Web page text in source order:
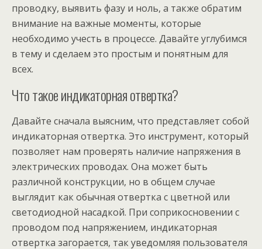
проводку, выявить фазу и ноль, а также обратим
внимание на важные моменты, которые
необходимо учесть в процессе. Давайте углубимся
в тему и сделаем это простым и понятным для
всех.
Что такое индикаторная отвертка?
Давайте сначала выясним, что представляет собой
индикаторная отвертка. Это инструмент, который
позволяет нам проверять наличие напряжения в
электрических проводах. Она может быть
различной конструкции, но в общем случае
выглядит как обычная отвертка с цветной или
светодиодной насадкой. При соприкосновении с
проводом под напряжением, индикаторная
отвертка загорается, так уведомляя пользователя